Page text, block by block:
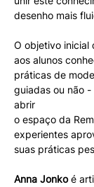
desenho mais
O objetivo inicial
aos alunos
práticas de
guiadas ou não -
abrir
o espaço da
experientes
suas práticas
Anna Jonko é